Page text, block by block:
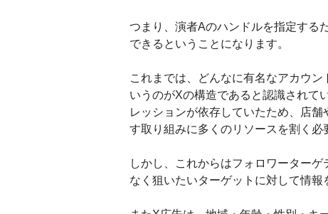
つまり、演者Aのハンドルを指定する
できるということになります。
これまでは、どんなに有名なアカウ
いうのがXの構造であると認識されて
レッションが依存していたため、店
す取り組みに多くのリソースを割く必
しかし、これからはフォロワーター
なく狙いたいターゲットに対して情報